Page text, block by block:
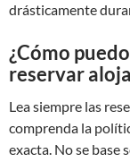
drásticamente
¿Cómo
reservar
Lea siempre las
comprenda la
exacta. No se base